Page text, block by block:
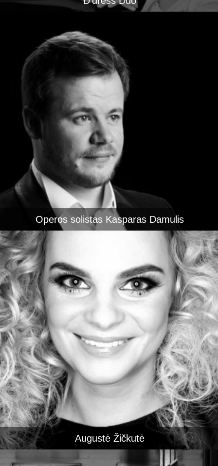
Operos solistas Kasparas Damulis
Augustė Žičkutė